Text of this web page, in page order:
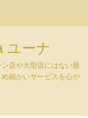
ユーナ
店や大型店にはない親
細かいサービスを心が